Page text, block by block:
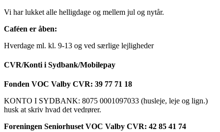
Vi har lukket alle helligdage og mellem jul og nytår.
Caféen er åben:
Hverdage ml. kl. 9-13 og ved særlige lejligheder
CVR/Konti i Sydbank/Mobilepay
Fonden VOC Valby CVR: 39 77 71 18
KONTO I SYDBANK: 8075 0001097033 (husleje, leje og lign.)
husk at skriv hvad det vedrører.
Foreningen Seniorhuset VOC Valby CVR: 42 85 41 74